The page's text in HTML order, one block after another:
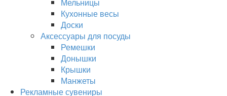
Кухонные весы
Доски
Аксессуары для посуды
Ремешки
Донышки
Крышки
Манжеты
Рекламные сувениры